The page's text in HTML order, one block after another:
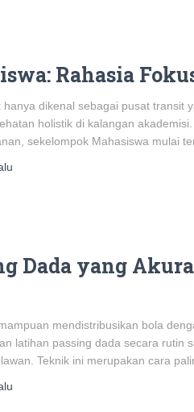
Rahasia
dikenal sebagai pusat transit
holistik di kalangan
sekelompok Mahasiswa mulai
Dada yang
mendistribusikan bola
latihan passing dada secara rutin
Teknik ini merupakan cara